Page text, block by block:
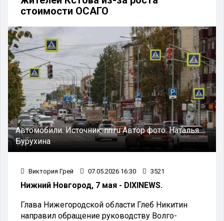
стоимости ОСАГО
Автомобили.Источник:nn.ruАвтор фото:Наталья
Бурухина
Виктория Грей 07.05.2026 16:30 3521
Нижний Новгород, 7 мая - DIXINEWS.
Глава Нижегородской области Глеб Никитин
направил обращение руководству Волго-